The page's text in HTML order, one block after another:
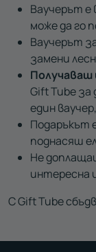
Ваучерът е
може да го
Ваучерът
замени
Получаваш
Gift Tube за
един
Подаръкът
поднасяш
Не
интересна
С Gift Tube